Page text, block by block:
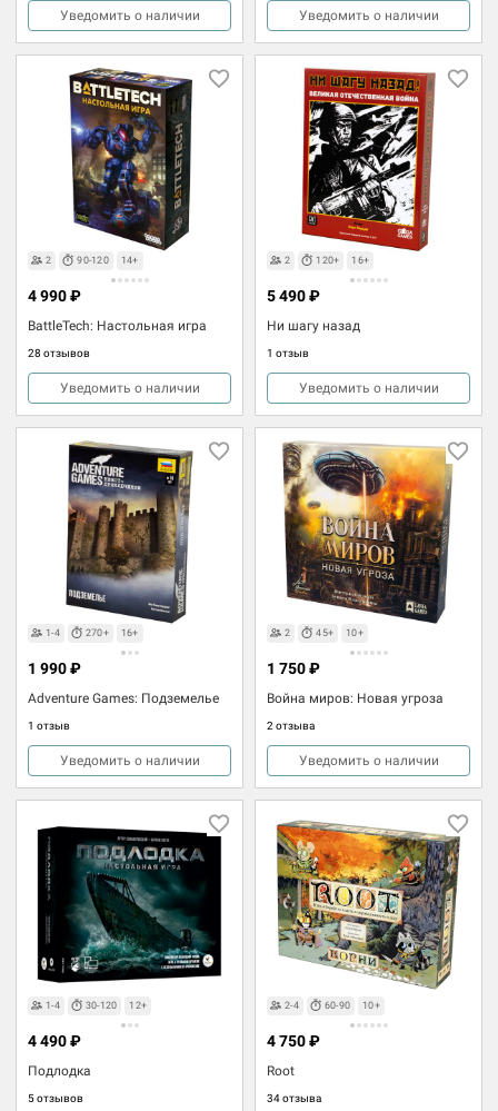
Уведомить о наличии Уведомить о наличии
2 90-120 14+
BattleTech: Настольная игра
28 отзывов
4 990 ₽
Уведомить о наличии
2 120+ 16+
Ни шагу назад
1 отзыв
5 490 ₽
Уведомить о наличии
1-4 270+ 16+
Adventure Games: Подземелье
1 отзыв
1 990 ₽
Уведомить о наличии
2 45+ 10+
Война миров: Новая угроза
2 отзыва
1 750 ₽
Уведомить о наличии
1-4 30-120 12+
Подлодка
5 отзывов
4 490 ₽
2-4 60-90 10+
Root
34 отзыва
4 750 ₽